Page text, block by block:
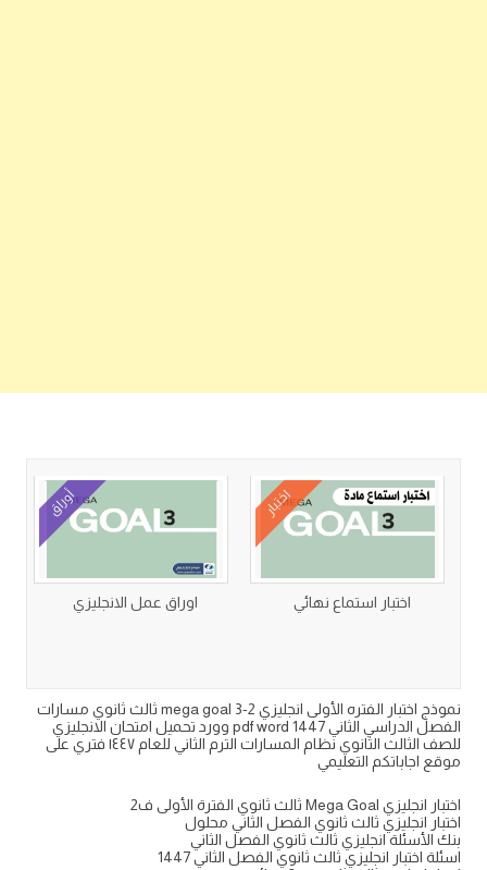
اختبار
اختبار استماع نهائي
أوراق
اوراق عمل الانجليزي
نموذج اختبار الفتره الأولى انجليزي mega goal 3-2 ثالث ثانوي مسارات
الفصل الدراسي الثاني 1447 pdf word وورد تحميل امتحان الانجليزي
للصف الثالث الثانوي نظام المسارات الترم الثاني للعام ١٤٤٧ فتري على
موقع اجاباتكم التعليمي
اختبار انجليزي Mega Goal ثالث ثانوي الفترة الأولى ف2
اختبار انجليزي ثالث ثانوي الفصل الثاني محلول
بنك الأسئلة انجليزي ثالث ثانوي الفصل الثاني
اسئلة اختبار انجليزي ثالث ثانوي الفصل الثاني 1447